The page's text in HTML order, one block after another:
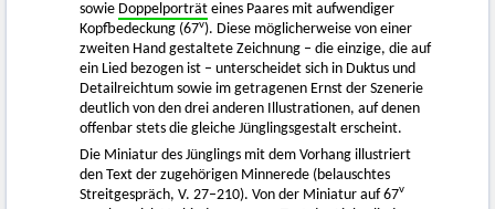
sowie Doppelporträt eines Paares mit aufwendiger
Kopfbedeckung (67v). Diese möglicherweise von einer
zweiten Hand gestaltete Zeichnung – die einzige, die auf
ein Lied bezogen ist – unterscheidet sich in Duktus und
Detailreichtum sowie im getragenen Ernst der Szenerie
deutlich von den drei anderen Illustrationen, auf denen
offenbar stets die gleiche Jünglingsgestalt erscheint.
Die Miniatur des Jünglings mit dem Vorhang illustriert
den Text der zugehörigen Minnerede (belauschtes
Streitgespräch, V. 27–210). Von der Miniatur auf 67v